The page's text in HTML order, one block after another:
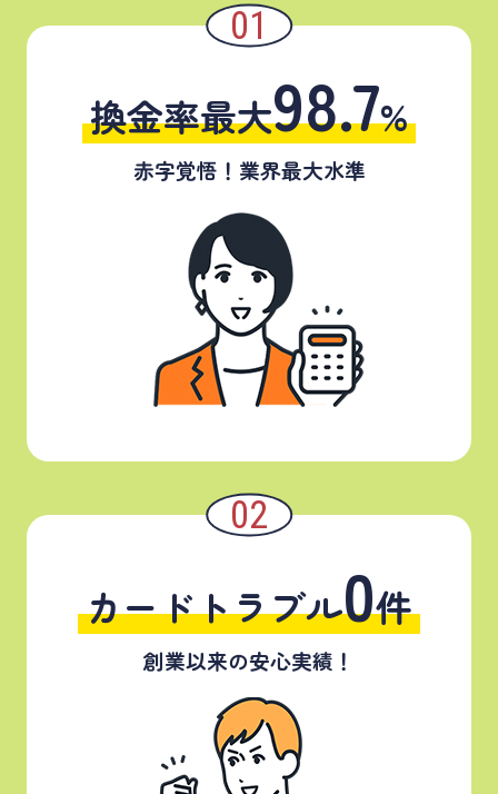
換金率最大98.7%
赤字覚悟！業界最大水準
カードトラブル0件
創業以来の安心実績！